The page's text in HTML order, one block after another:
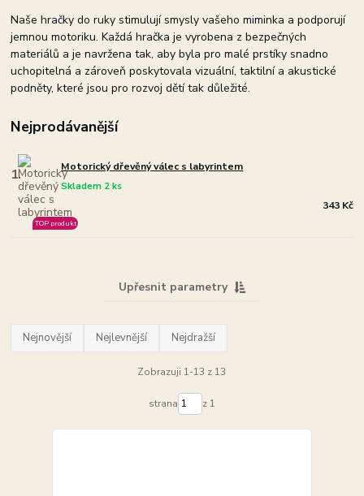
Naše hračky do ruky stimulují smysly vašeho miminka a podporují
jemnou motoriku. Každá hračka je vyrobena z bezpečných
materiálů a je navržena tak, aby byla pro malé prstíky snadno
uchopitelná a zároveň poskytovala vizuální, taktilní a akustické
podněty, které jsou pro rozvoj dětí tak důležité.
Nejprodávanější
1. Motorický dřevěný válec s labyrintem
Skladem 2 ks
TOP produkt
343 Kč
Upřesnit parametry
Nejnovější Nejlevnější Nejdražší
Zobrazuji 1-13 z 13
strana z 1